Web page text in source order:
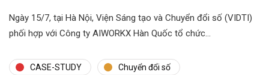
Ngày 15/7, tại Hà Nội, Viện Sáng tạo và Chuyển đổi số (VIDTI)
phối hợp với Công ty AIWORKX Hàn Quốc tổ chức…
CASE-STUDY Chuyển đổi số